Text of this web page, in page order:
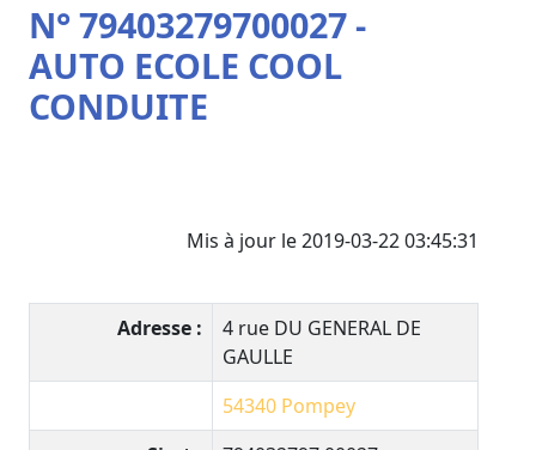
N° 79403279700027 -
AUTO ECOLE COOL
CONDUITE
Mis à jour le 2019-03-22 03:45:31
Adresse :
4 rue DU GENERAL DE
GAULLE
54340 Pompey